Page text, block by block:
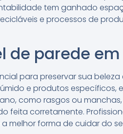
tem ganhado
e processos de
de parede
para preservar sua
e produtos específicos,
como rasgos ou
corretamente. Profissionais
a melhor forma de cuidar do